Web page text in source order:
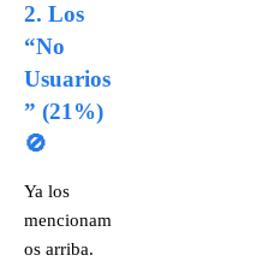
2. Los
“No
Usuarios
” (21%)
🚫
Ya los
mencionam
os arriba.